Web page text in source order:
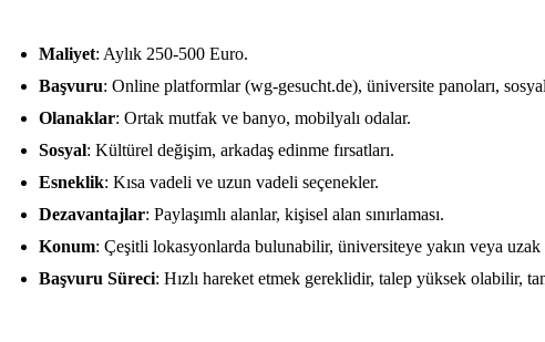
Maliyet: Aylık 250-500 Euro.
Başvuru: Online platformlar (wg-gesucht.de), üniversite panoları,
Olanaklar: Ortak mutfak ve banyo, mobilyalı odalar.
Sosyal: Kültürel değişim, arkadaş edinme fırsatları.
Esneklik: Kısa vadeli ve uzun vadeli seçenekler.
Dezavantajlar: Paylaşımlı alanlar, kişisel alan sınırlaması.
Konum: Çeşitli lokasyonlarda bulunabilir, üniversiteye yakın veya
Başvuru Süreci: Hızlı hareket etmek gereklidir, talep yüksek olabilir,